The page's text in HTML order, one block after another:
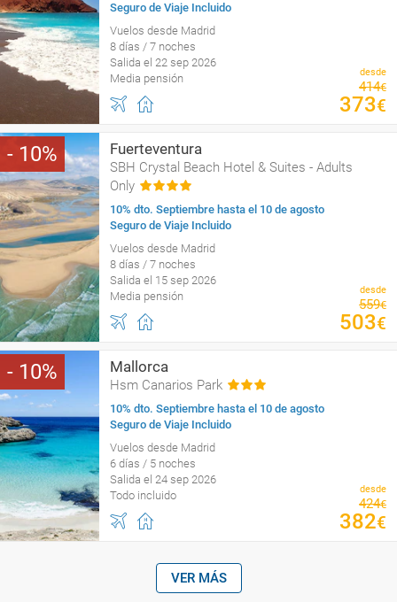
Seguro de Viaje Incluido
Vuelos desde Madrid
8 días / 7 noches
Salida el 22 sep 2026
Media pensión
desde
414€
373€
10 Fuerteventura
SBH Crystal Beach Hotel & Suites - Adults
Only
10% dto. Septiembre hasta el 10 de agosto
Seguro de Viaje Incluido
Vuelos desde Madrid
8 días / 7 noches
Salida el 15 sep 2026
Media pensión
desde
559€
503€
10 Mallorca
Hsm Canarios Park
10% dto. Septiembre hasta el 10 de agosto
Seguro de Viaje Incluido
Vuelos desde Madrid
6 días / 5 noches
Salida el 24 sep 2026
Todo incluido
desde
424€
382€
VER MÁS